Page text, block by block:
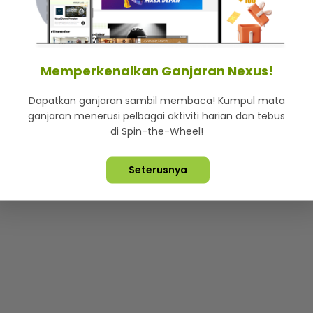
Lebih hot, viral dan sensasi
Terpelihara © 2026. Star Media Group Berhad [197101000523
Memperkenalkan Ganjaran Nexus!
Dapatkan ganjaran sambil membaca! Kumpul mata
ganjaran menerusi pelbagai aktiviti harian dan tebus
di Spin-the-Wheel!
Seterusnya